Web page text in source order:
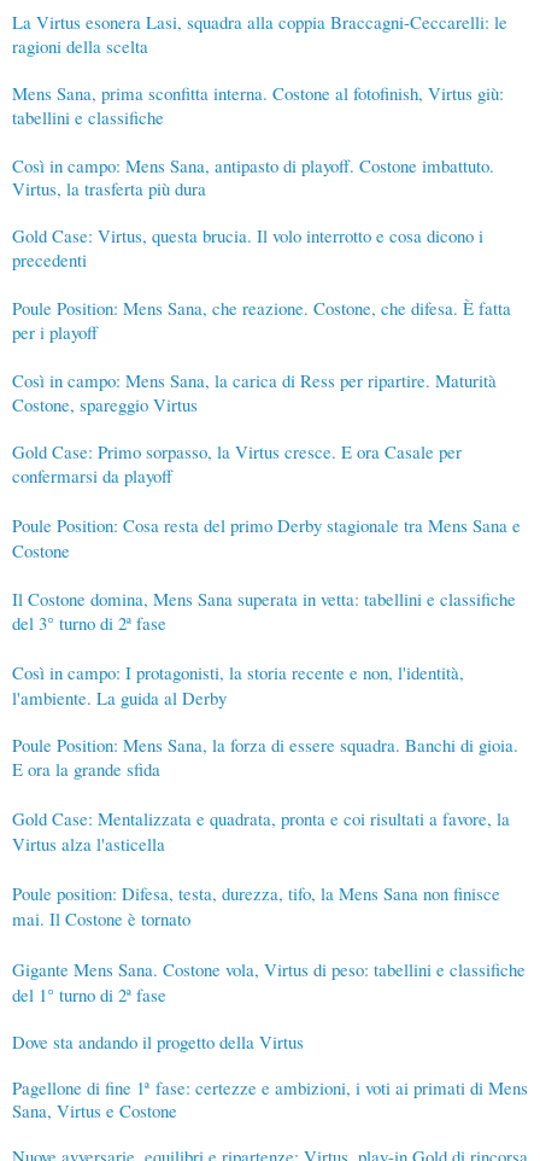
La Virtus esonera Lasi, squadra alla coppia Braccagni-Ceccarelli: le
ragioni della scelta
Mens Sana, prima sconfitta interna. Costone al fotofinish, Virtus giù:
tabellini e classifiche
Così in campo: Mens Sana, antipasto di playoff. Costone imbattuto.
Virtus, la trasferta più dura
Gold Case: Virtus, questa brucia. Il volo interrotto e cosa dicono i
precedenti
Poule Position: Mens Sana, che reazione. Costone, che difesa. È fatta
per i playoff
Così in campo: Mens Sana, la carica di Ress per ripartire. Maturità
Costone, spareggio Virtus
Gold Case: Primo sorpasso, la Virtus cresce. E ora Casale per
confermarsi da playoff
Poule Position: Cosa resta del primo Derby stagionale tra Mens Sana e
Costone
Il Costone domina, Mens Sana superata in vetta: tabellini e classifiche
del 3° turno di 2ª fase
Così in campo: I protagonisti, la storia recente e non, l'identità,
l'ambiente. La guida al Derby
Poule Position: Mens Sana, la forza di essere squadra. Banchi di gioia.
E ora la grande sfida
Gold Case: Mentalizzata e quadrata, pronta e coi risultati a favore, la
Virtus alza l'asticella
Poule position: Difesa, testa, durezza, tifo, la Mens Sana non finisce
mai. Il Costone è tornato
Gigante Mens Sana. Costone vola, Virtus di peso: tabellini e classifiche
del 1° turno di 2ª fase
Dove sta andando il progetto della Virtus
Pagellone di fine 1ª fase: certezze e ambizioni, i voti ai primati di Mens
Sana, Virtus e Costone
Nuove avversarie, equilibri e ripartenze: Virtus, play-in Gold di rincorsa